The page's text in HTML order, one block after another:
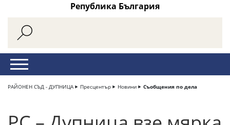
Република България
РАЙОНЕН СЪД - ДУПНИЦА Пресцентър Новини Съобщения по дела